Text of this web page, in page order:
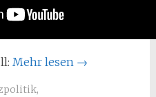
Mehr lesen →
,